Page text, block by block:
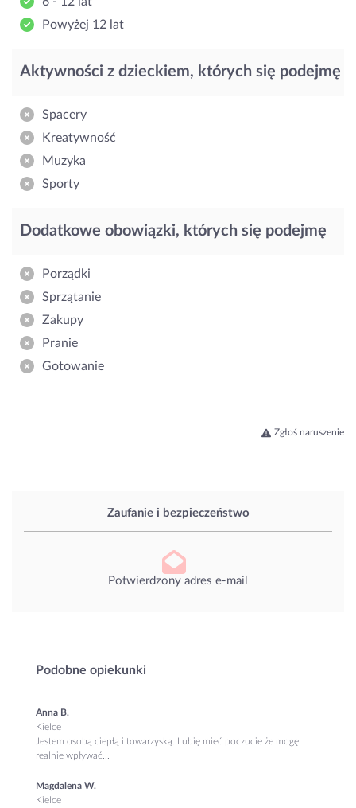
Zaufanie i bezpieczeństwo
Potwierdzony adres e-mail
Podobne opiekunki
Anna B.
Kielce
Jestem osobą ciepłą i towarzyską. Lubię mieć poczucie że mogę
realnie wpływać...
Magdalena W.
Kielce
Powyżej 12 lat
Aktywności z dzieckiem, których się podejmę
Spacery
Kreatywność
Muzyka
Sporty
Dodatkowe obowiązki, których się podejmę
Porządki
Sprzątanie
Zakupy
Pranie
Gotowanie
Zgłoś naruszenie